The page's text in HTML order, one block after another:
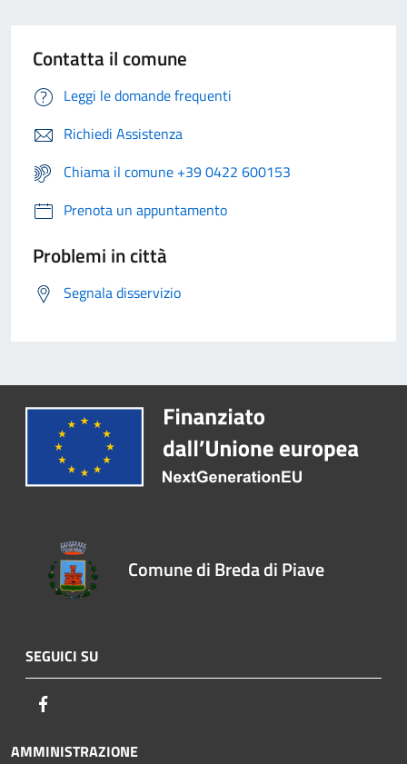
Contatta il comune
Leggi le domande frequenti
Richiedi Assistenza
Chiama il comune +39 0422 600153
Prenota un appuntamento
Problemi in città
Segnala disservizio
Comune di Breda di Piave
SEGUICI SU
AMMINISTRAZIONE